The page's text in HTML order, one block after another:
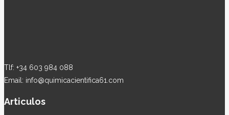
Tlf: +34 603 984 088
Email: info@quimicacientifica61.com
Articulos